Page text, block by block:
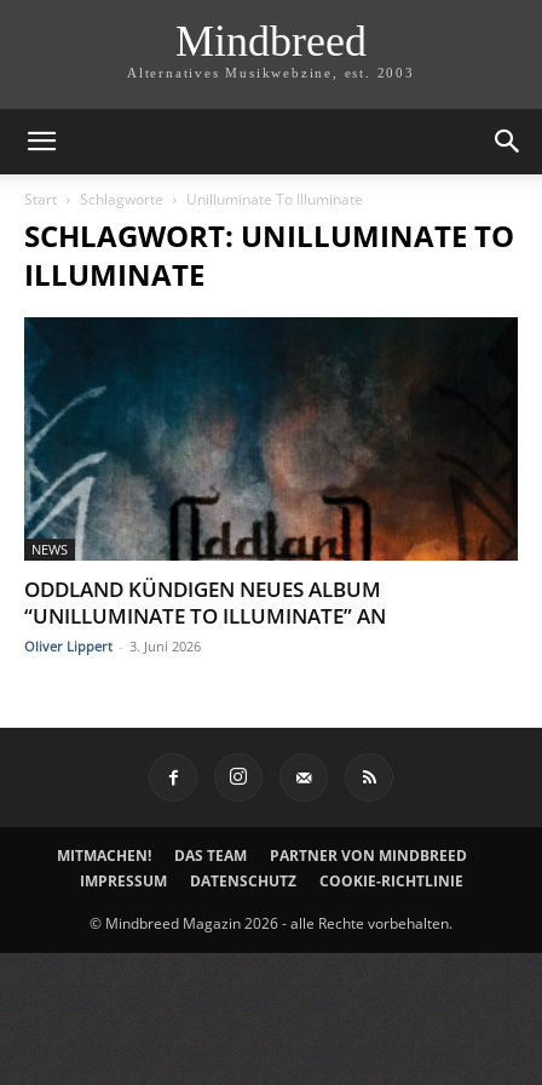
Mindbreed
Alternatives Musikwebzine, est. 2003
Start Schlagworte Unilluminate To Illuminate
SCHLAGWORT: UNILLUMINATE TO
ILLUMINATE
NEWS
ODDLAND KÜNDIGEN NEUES ALBUM
“UNILLUMINATE TO ILLUMINATE” AN
Oliver Lippert - 3. Juni 2026
MITMACHEN! DAS TEAM
PARTNER VON MINDBREED
IMPRESSUM
DATENSCHUTZ COOKIE-RICHTLINIE
© Mindbreed Magazin 2026 - alle Rechte vorbehalten.